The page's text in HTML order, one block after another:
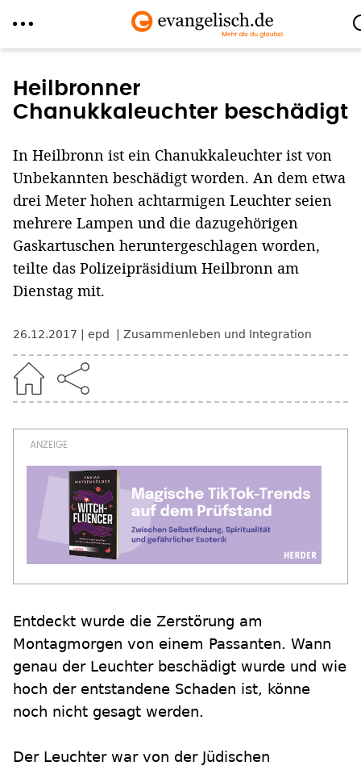
zum
Inhalt
Heilbronner
Chanukkaleuchter beschädigt
In Heilbronn ist ein Chanukkaleuchter ist von
Unbekannten beschädigt worden. An dem etwa
drei Meter hohen achtarmigen Leuchter seien
mehrere Lampen und die dazugehörigen
Gaskartuschen heruntergeschlagen worden,
teilte das Polizeipräsidium Heilbronn am
Dienstag mit.
26.12.2017 epd Zusammenleben und Integration
Entdeckt wurde die Zerstörung am
Montagmorgen von einem Passanten. Wann
genau der Leuchter beschädigt wurde und wie
hoch der entstandene Schaden ist, könne
noch nicht gesagt werden.
Der Leuchter war von der Jüdischen